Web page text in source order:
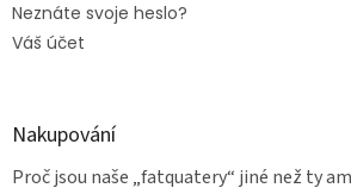
Neznáte svoje heslo?
Váš účet
Nakupování
Proč jsou naše „fatquatery“ jiné než ty